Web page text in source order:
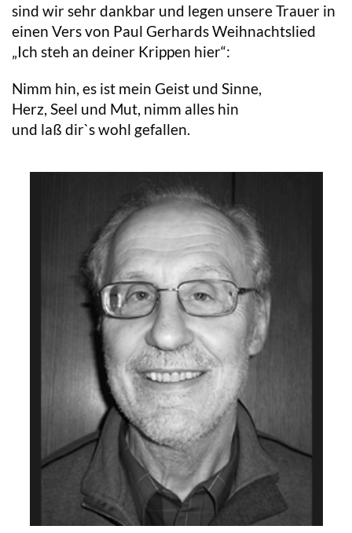
sind wir sehr dankbar und legen unsere Trauer in
einen Vers von Paul Gerhards Weihnachtslied
„Ich steh an deiner Krippen hier“:
Nimm hin, es ist mein Geist und Sinne,
Herz, Seel und Mut, nimm alles hin
und laß dir`s wohl gefallen.